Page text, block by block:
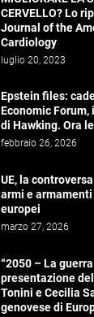
CERVELLO? Lo
Journal of the
Cardiology
luglio 20, 2023
Epstein files:
Economic Forum,
di Hawking. Ora
febbraio 26, 2026
UE, la
armi e
europei
marzo 27, 2026
“2050 – La
presentazione
Tonini e Cecilia
genovese di